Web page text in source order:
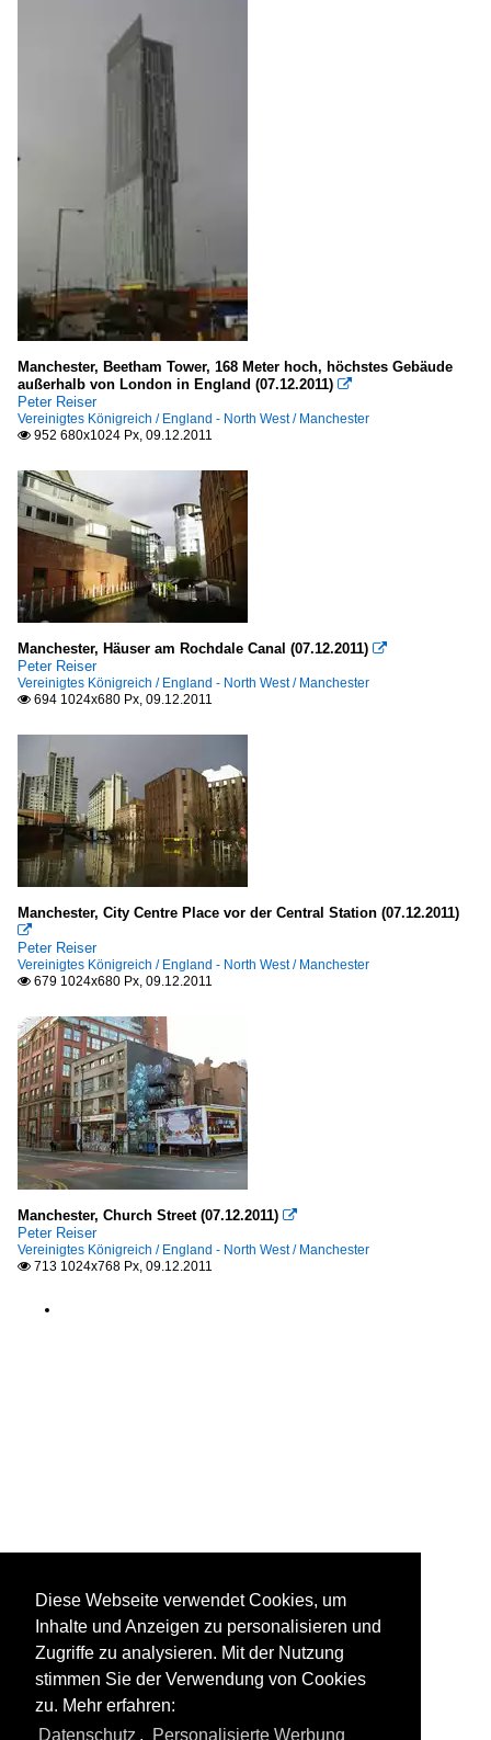
Manchester, Beetham Tower, 168 Meter hoch, höchstes Gebäude
außerhalb von London in England (07.12.2011) 
Peter Reiser
Vereinigtes Königreich / England - North West / Manchester
 952 680x1024 Px, 09.12.2011
Manchester, Häuser am Rochdale Canal (07.12.2011) 
Peter Reiser
Vereinigtes Königreich / England - North West / Manchester
 694 1024x680 Px, 09.12.2011
Manchester, City Centre Place vor der Central Station (07.12.2011)

Peter Reiser
Vereinigtes Königreich / England - North West / Manchester
 679 1024x680 Px, 09.12.2011
Manchester, Church Street (07.12.2011) 
Peter Reiser
Vereinigtes Königreich / England - North West / Manchester
 713 1024x768 Px, 09.12.2011
Diese Webseite verwendet Cookies, um
Inhalte und Anzeigen zu personalisieren und
Zugriffe zu analysieren. Mit der Nutzung
stimmen Sie der Verwendung von Cookies
zu. Mehr erfahren:
Datenschutz , Personalisierte Werbung